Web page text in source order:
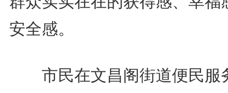
安全感。
市民在文昌阁街道便民服